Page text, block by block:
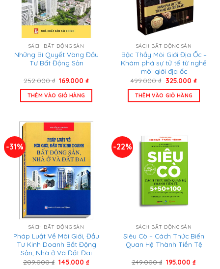
SÁCH BẤT ĐỘNG SẢN
Những Bí Quyết Vàng Đầu
Tư Bất Động Sản
252.000₫ Giá
là:
252.000 ₫.
169.000₫Giá
tại
THÊM VÀO GIỎ HÀNG
SÁCH BẤT ĐỘNG SẢN
Bậc Thầy Môi Giới Địa Ốc –
Khám phá sự tử tế từ nghề
môi giới địa ốc
499.000₫ Giá
là:
499.000 ₫.
325.000 ₫Giá
tại
THÊM VÀO GIỎ HÀNG
-31%
SÁCH BẤT ĐỘNG SẢN
Pháp Luật Về Môi Giới, Đầu
Tư Kinh Doanh Bất Động
Sản, Nhà ở Và Đất Đai
209.000₫ Giá
145.000₫Giá
-22%
SÁCH BẤT ĐỘNG SẢN
Siêu Cò – Cách Thức Biến
Quan Hệ Thành Tiền Tệ
249.000₫ Giá
195.000₫Giá